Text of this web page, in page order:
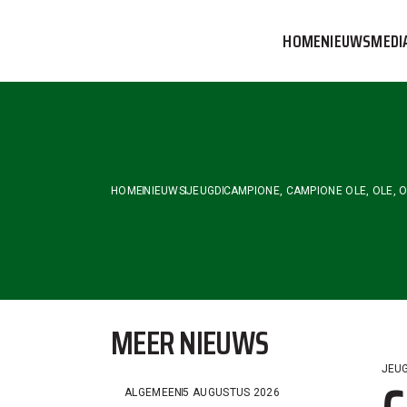
HOMENIEUWS
HOME NIEUWSJEUGD CAMPIONE, CAMPIONE OLE, OLE,
MEER NIEUWS
ALGEMEEN5 AUGUSTUS 2026